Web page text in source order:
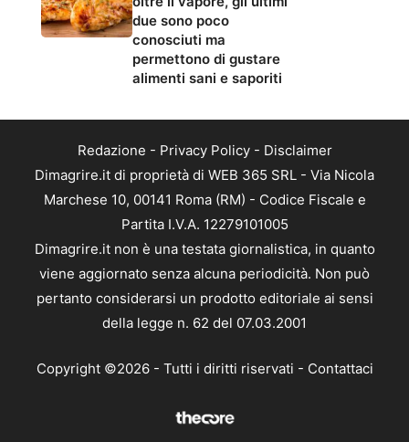
due sono poco
conosciuti ma
permettono di gustare
alimenti sani e saporiti
Redazione - Privacy Policy- Disclaimer
Dimagrire.it di proprietà di WEB 365 SRL - Via Nicola
Marchese 10, 00141 Roma (RM) - Codice Fiscale e
Partita I.V.A. 12279101005
Dimagrire.it non è una testata giornalistica, in quanto
viene aggiornato senza alcuna periodicità. Non può
pertanto considerarsi un prodotto editoriale ai sensi
della legge n. 62 del 07.03.2001
Copyright ©2026 - Tutti i diritti riservati - Contattaci